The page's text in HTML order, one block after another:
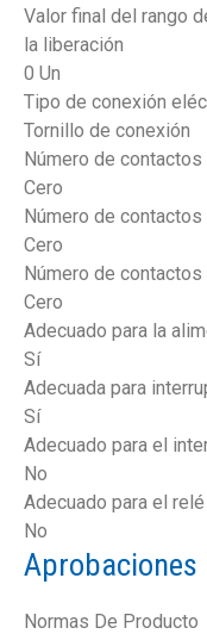
Valor final del rango
la liberación
0 Un
Tipo de conexión
Tornillo de conexión
Número de
Cero
Número de
Cero
Número de
Cero
Adecuado para la
Sí
Adecuada para
Sí
Adecuado para el
No
Adecuado para el
No
Aprobaciones
Normas De Producto